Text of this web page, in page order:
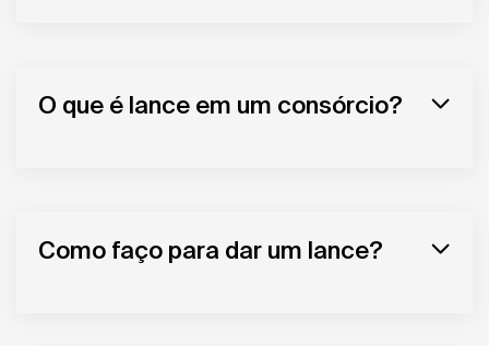
O que é lance em um consórcio?
Como faço para dar um lance?